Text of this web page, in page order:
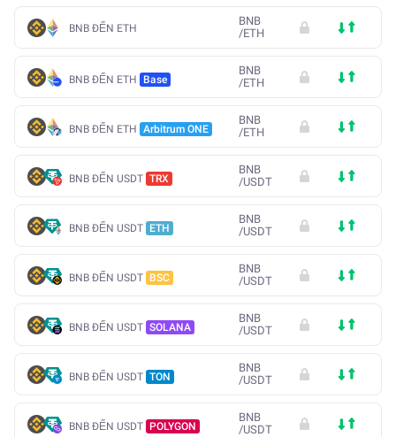
BNB ĐẾN ETH
BNB
/ETH
BNB ĐẾN ETH Base
BNB
/ETH
BNB ĐẾN ETH Arbitrum ONE
BNB
/ETH
BNB ĐẾN USDT TRX
BNB
/USDT
BNB ĐẾN USDT ETH
BNB
/USDT
BNB ĐẾN USDT BSC
BNB
/USDT
BNB ĐẾN USDT SOLANA
BNB
/USDT
BNB ĐẾN USDT TON
BNB
/USDT
BNB ĐẾN USDT POLYGON
BNB
/USDT